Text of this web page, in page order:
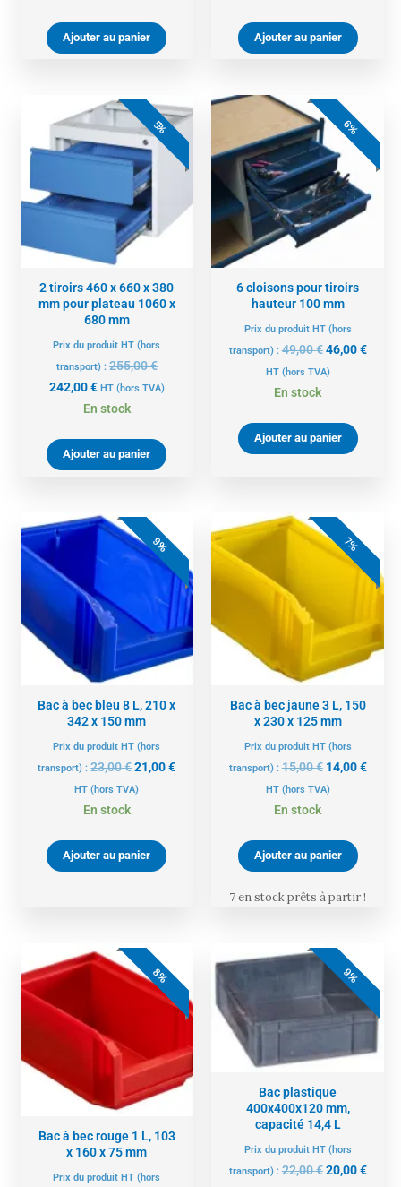
Ajouter au panier Ajouter au panier
5%
2 tiroirs 460 x 660 x 380
mm pour plateau 1060 x
680 mm
Prix du produit HT (hors
transport) : 255,00€
Le
prix
initial
était :
242,00€
Le
prix
actuel
est :
242,00 €.
HT (hors TVA)
En stock
Ajouter au panier
6%
6 cloisons pour tiroirs
hauteur 100 mm
Prix du produit HT (hors
transport) :49,00€
Le
prix
initial
était :
49,00 €.
46,00€
actuel
est :
HT (hors TVA)
En stock
Ajouter au panier
9%
Bac à bec bleu 8 L, 210 x
342 x 150 mm
Prix du produit HT (hors
transport) :23,00€
Le
prix
initial
23,00 €.
21,00€
actuel
est :
21,00 €.
HT (hors TVA)
En stock
Ajouter au panier
7%
Bac à bec jaune 3 L, 150
x 230 x 125 mm
Prix du produit HT (hors
transport) :15,00€
Le
prix
initial
14,00€
actuel
est :
HT (hors TVA)
En stock
Ajouter au panier
7 en stock prêts à partir !
8%
Bac à bec rouge 1 L, 103
x 160 x 75 mm
Prix du produit HT (hors
Le
prix
initial
actuel
est :
9%
Bac plastique
400x400x120 mm,
capacité 14,4 L
Prix du produit HT (hors
transport) :22,00€
Le
prix
initial
était :
20,00€
actuel
est :